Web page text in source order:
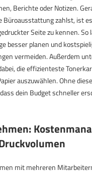
Berichte oder Notizen.
Büroausstattung zahlst, ist
Seite zu kennen. So
besser planen und
vermeiden. Außerdem
die effizienteste
auszuwählen. Ohne
dein Budget schneller
mit mehreren